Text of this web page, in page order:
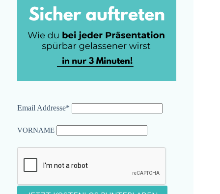
Email Addresse*
VORNAME